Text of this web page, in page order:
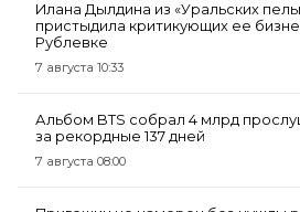
Илана Дылдина из «Уральских
пристыдила критикующих ее
Рублевке
7 августа 10:33
Альбом BTS собрал 4 млрд
за рекордные 137 дней
7 августа 08:00